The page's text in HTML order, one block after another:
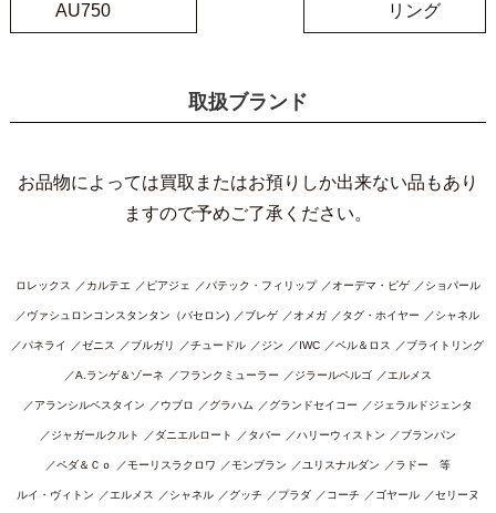
AU750
リング
取扱ブランド
お品物によっては買取またはお預りしか出来ない品もあり
ますので予めご了承ください。
ロレックス カルテエ ピアジェ パテック・フィリップ オーデマ・ピゲ ショパール
ヴァシュロンコンスタンタン（バセロン) ブレゲ オメガ タグ・ホイヤー シャネル
パネライ ゼニス ブルガリ チュードル ジン IWC ベル＆ロス ブライトリング
A.ランゲ＆ゾーネ フランクミューラー ジラールペルゴ エルメス
アランシルベスタイン ウブロ グラハム グランドセイコー ジェラルドジェンタ
ジャガールクルト ダニエルロート タバー ハリーウィストン ブランパン
ペダ＆Ｃｏ モーリスラクロワ モンブラン ユリスナルダン ラドー 等
ルイ・ヴィトン エルメス シャネル グッチ プラダ コーチ ゴヤール セリーヌ